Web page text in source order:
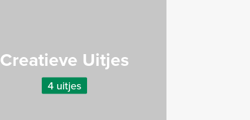
Creatieve Uitjes
4 uitjes